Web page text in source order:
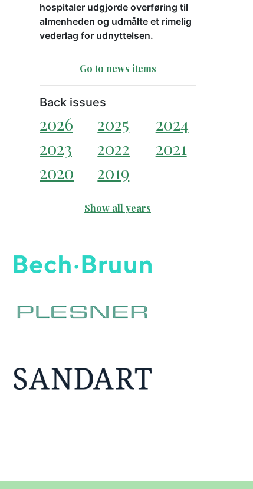
hospitaler udgjorde overføring til
almenheden og udmålte et rimelig
vederlag for udnyttelsen.
Go to news items
Back issues
2026 2025
2024
2023
2022
2021
2020
2019
Show all years